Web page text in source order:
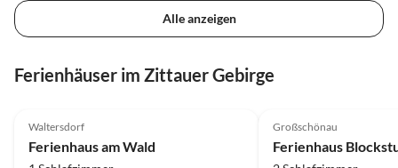
Alle anzeigen
Ferienhäuser im Zittauer Gebirge
Waltersdorf
Ferienhaus am Wald
Großschönau
Ferienhaus